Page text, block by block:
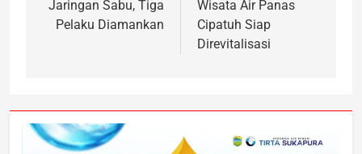
Jaringan Sabu, Tiga
Pelaku Diamankan
Wisata Air Panas
Cipatuh Siap
Direvitalisasi